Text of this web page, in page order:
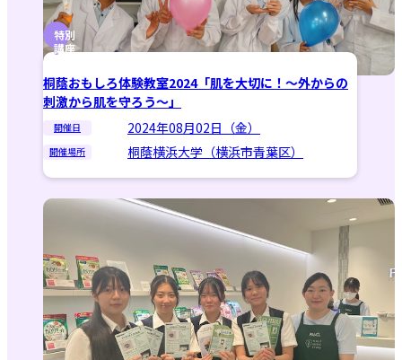
特別
講座
桐蔭おもしろ体験教室2024「肌を大切に！～外からの
刺激から肌を守ろう～」
開催日 2024年08月02日（金）
開催場所 桐蔭横浜大学（横浜市青葉区）